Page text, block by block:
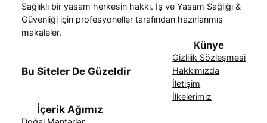
Sağlıklı bir yaşam herkesin hakkı. İş ve Yaşam Sağlığı &
Güvenliği için profesyoneller tarafından hazırlanmış
makaleler.
Bu Siteler De Güzeldir
Künye
Gizlilik Sözleşmesi
Hakkımızda
İletişim
İlkelerimiz
İçerik Ağımız